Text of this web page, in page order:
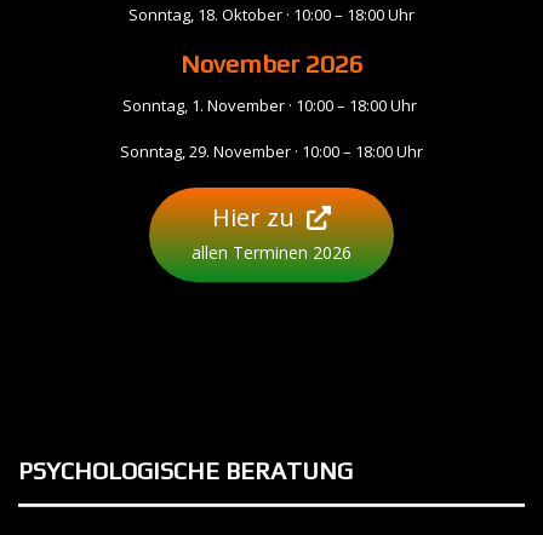
Sonntag, 18. Oktober · 10:00 – 18:00 Uhr
November2026
Sonntag, 1. November · 10:00 – 18:00 Uhr
Sonntag, 29. November · 10:00 – 18:00 Uhr
Hier zu
allen Terminen 2026
PSYCHOLOGISCHE BERATUNG